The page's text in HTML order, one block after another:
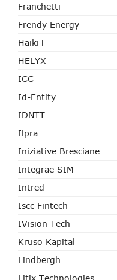
Franchetti
Frendy Energy
Haiki+
HELYX
ICC
Id-Entity
IDNTT
Ilpra
Iniziative Bresciane
Integrae SIM
Intred
Iscc Fintech
IVision Tech
Kruso Kapital
Lindbergh
Litix Technologies